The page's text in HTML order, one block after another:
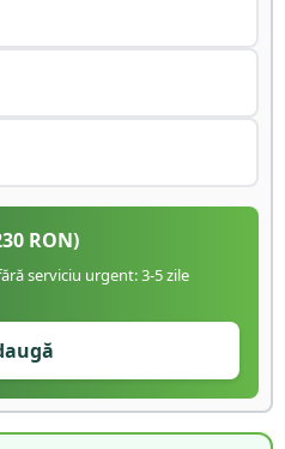
RON)
serviciu urgent: 3-5 zile